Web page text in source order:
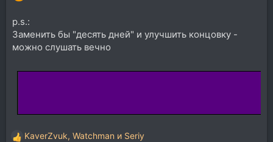
p.s.:
Заменить бы "десять дней" и улучшить концовку -
можно слушать вечно
KaverZvuk, Watchman и Seriy